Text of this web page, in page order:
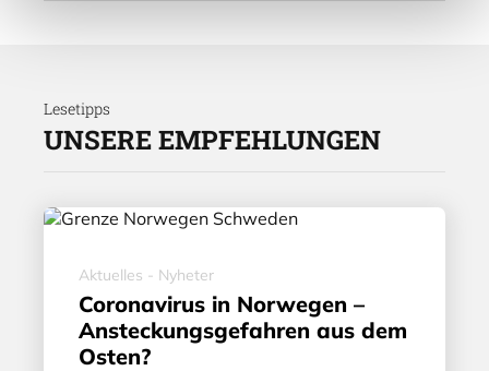
Lesetipps
UNSERE EMPFEHLUNGEN
Aktuelles - Nyheter
Coronavirus in Norwegen –
Ansteckungsgefahren aus dem
Osten?